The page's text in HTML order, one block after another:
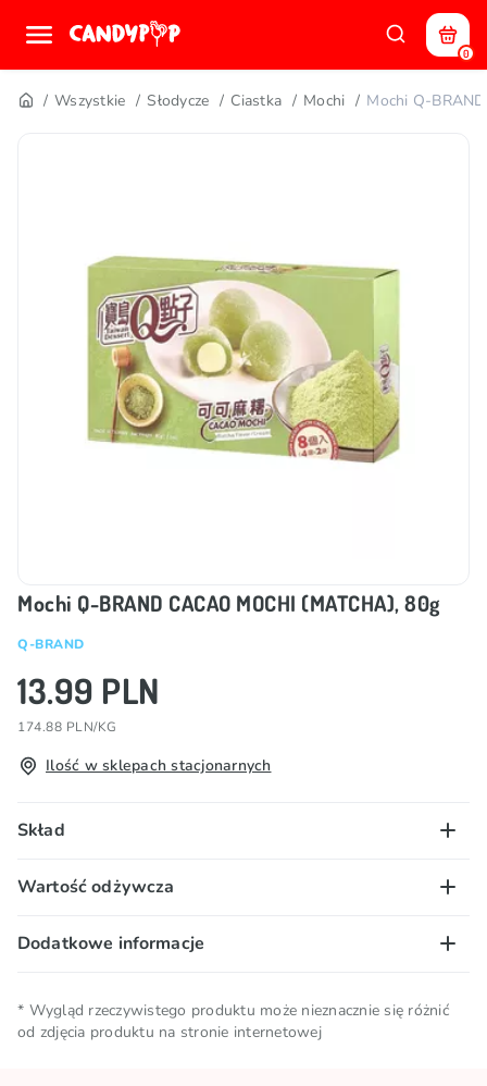
0
Wszystkie Słodycze Ciastka Mochi Mochi Q-
Mochi Q-BRAND CACAO MOCHI (MATCHA), 80g
Q-BRAND
13.99 PLN
174.88 PLN/KG
Ilość w sklepach stacjonarnych
Skład
maltoza, cukier, nadzienie MLECZNE (olej palmowy,
proszku, LAKTOZA, masło kakaowe, emulgator E322,
E471, aromaty, sól, wanilina), kleisty ryż, substancja
herbata w proszku, emulgator E471, sól, skrobia
ziemniaczana, aromaty, substancja konserwująca
Wartość odżywcza
100g/ml
węglowodany – 71,9 g, w tym cukry– 39,5 g; białko –
1,5 g; sól – < 0,1g.
Dodatkowe informacje
Ilość netto 0.08 KG
* Wygląd rzeczywistego produktu może nieznacznie się różnić
od zdjęcia produktu na stronie internetowej